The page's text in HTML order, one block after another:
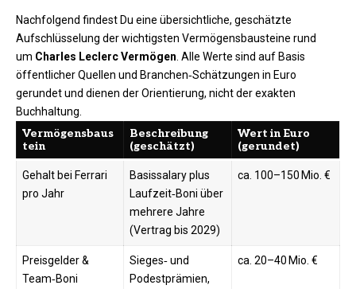
Nachfolgend findest Du eine übersichtliche, geschätzte
Aufschlüsselung der wichtigsten Vermögensbausteine rund
um Charles Leclerc Vermögen . Alle Werte sind auf Basis
öffentlicher Quellen und Branchen‑Schätzungen in Euro
gerundet und dienen der Orientierung, nicht der exakten
Buchhaltung.
Vermögensbaus
tein
Beschreibung
(geschätzt)
Wert in Euro
(gerundet)
Gehalt bei Ferrari
pro Jahr
Basissalary plus
Laufzeit‑Boni über
mehrere Jahre
(Vertrag bis 2029)
ca. 100–150 Mio. €
Preisgelder &
Team‑Boni
Sieges‑ und
Podestprämien,
ca. 20–40 Mio. €